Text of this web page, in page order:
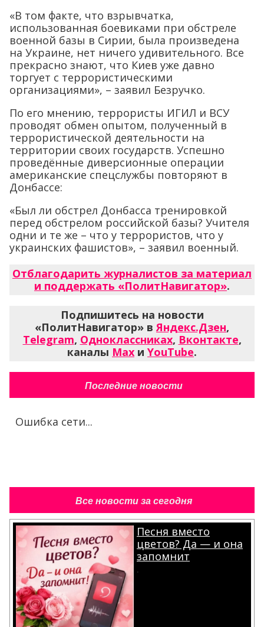
«В том факте, что взрывчатка,
использованная боевиками при обстреле
военной базы в Сирии, была произведена
на Украине, нет ничего удивительного. Все
прекрасно знают, что Киев уже давно
торгует с террористическими
организациями», – заявил Безручко.
По его мнению, террористы ИГИЛ и ВСУ
проводят обмен опытом, полученный в
террористической деятельности на
территории своих государств. Успешно
проведённые диверсионные операции
американские спецслужбы повторяют в
Донбассе:
«Был ли обстрел Донбасса тренировкой
перед обстрелом российской базы? Учителя
одни и те же – что у террористов, что у
украинских фашистов», – заявил военный.
Отблагодарить журналистов за материал
и поддержать «ПолитНавигатор».
Подпишитесь на новости
«ПолитНавигатор» вЯндекс.Дзен,
Telegram, Одноклассниках, Вконтакте,
каналы Max и YouTube.
Последние новости
Ошибка сети...
Все новости за сегодня
Песня вместо
цветов? Да — и она
запомнит
.